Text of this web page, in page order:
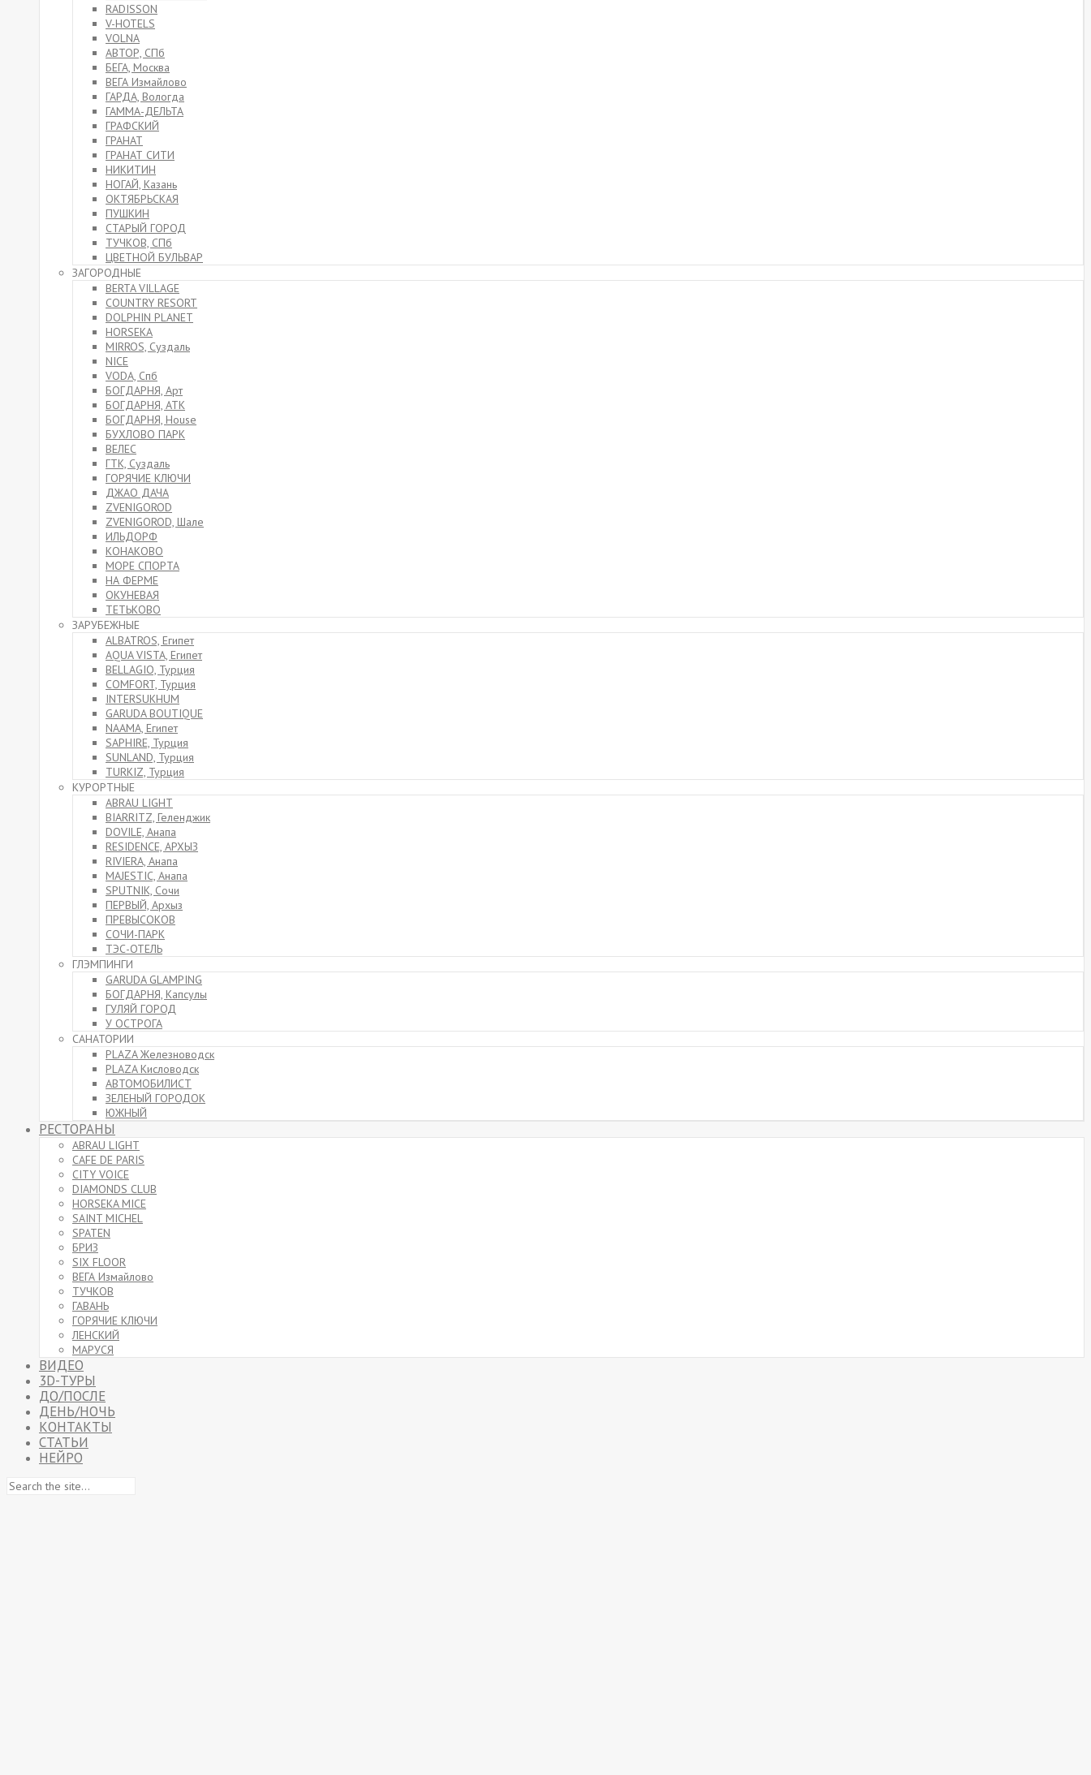
RADISSON
V-HOTELS
VOLNA
АВТОР, СПб
БЕГА, Москва
ВЕГА Измайлово
ГАРДА, Вологда
ГАММА-ДЕЛЬТА
ГРАФСКИЙ
ГРАНАТ
ГРАНАТ СИТИ
НИКИТИН
НОГАЙ, Казань
ОКТЯБРЬСКАЯ
ПУШКИН
СТАРЫЙ ГОРОД
ТУЧКОВ, СПб
ЦВЕТНОЙ БУЛЬВАР
ЗАГОРОДНЫЕ
BERTA VILLAGE
COUNTRY RESORT
DOLPHIN PLANET
HORSEKA
MIRROS, Суздаль
NICE
VODA, Спб
БОГДАРНЯ, Арт
БОГДАРНЯ, АТК
БОГДАРНЯ, House
БУХЛОВО ПАРК
ВЕЛЕС
ГТК, Суздаль
ГОРЯЧИЕ КЛЮЧИ
ДЖАО ДАЧА
ZVENIGOROD
ZVENIGOROD, Шале
ИЛЬДОРФ
КОНАКОВО
МОРЕ СПОРТА
НА ФЕРМЕ
ОКУНЕВАЯ
ТЕТЬКОВО
ЗАРУБЕЖНЫЕ
ALBATROS, Египет
AQUA VISTA, Египет
BELLAGIO, Турция
COMFORT, Турция
INTERSUKHUM
GARUDA BOUTIQUE
NAAMA, Египет
SAPHIRE, Турция
SUNLAND, Турция
TURKIZ, Турция
КУРОРТНЫЕ
ABRAU LIGHT
BIARRITZ, Геленджик
DOVILE, Анапа
RESIDENCE, АРХЫЗ
RIVIERA, Анапа
MAJESTIC, Анапа
SPUTNIK, Сочи
ПЕРВЫЙ, Архыз
ПРЕВЫСОКОВ
СОЧИ-ПАРК
ТЭС-ОТЕЛЬ
ГЛЭМПИНГИ
GARUDA GLAMPING
БОГДАРНЯ, Капсулы
ГУЛЯЙ ГОРОД
У ОСТРОГА
САНАТОРИИ
PLAZA Железноводск
PLAZA Кисловодск
АВТОМОБИЛИСТ
ЗЕЛЕНЫЙ ГОРОДОК
ЮЖНЫЙ
РЕСТОРАНЫ
ABRAU LIGHT
CAFE DE PARIS
CITY VOICE
DIAMONDS CLUB
HORSEKA MICE
SAINT MICHEL
SPATEN
БРИЗ
SIX FLOOR
ВЕГА Измайлово
ТУЧКОВ
ГАВАНЬ
ГОРЯЧИЕ КЛЮЧИ
ЛЕНСКИЙ
МАРУСЯ
ВИДЕО
3D-ТУРЫ
ДО/ПОСЛЕ
ДЕНЬ/НОЧЬ
КОНТАКТЫ
СТАТЬИ
НЕЙРО